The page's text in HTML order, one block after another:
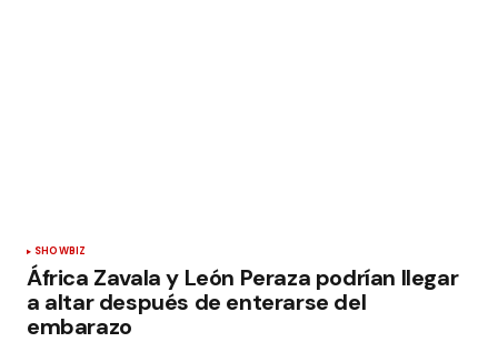
SHOWBIZ
África Zavala y León Peraza podrían llegar
a altar después de enterarse del
embarazo